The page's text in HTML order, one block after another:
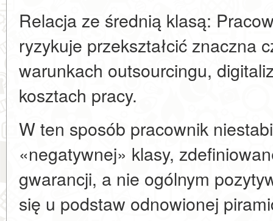
Relacja ze średnią klasą:
ryzykuje przekształcić znaczna
warunkach outsourcingu,
kosztach pracy.
W ten sposób pracownik
«negatywnej» klasy,
gwarancji, a nie ogólnym
się u podstaw odnowionej